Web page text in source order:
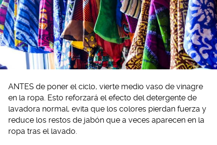
ANTES de poner el ciclo, vierte medio vaso de vinagre
en la ropa. Esto reforzará el efecto del detergente de
lavadora normal, evita que los colores pierdan fuerza y
reduce los restos de jabón que a veces aparecen en la
ropa tras el lavado.